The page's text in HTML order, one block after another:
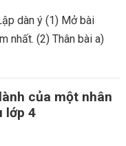
dàn ý (1) Mở bài
nhất. (2) Thân bài a)
của một nhân
lớp 4